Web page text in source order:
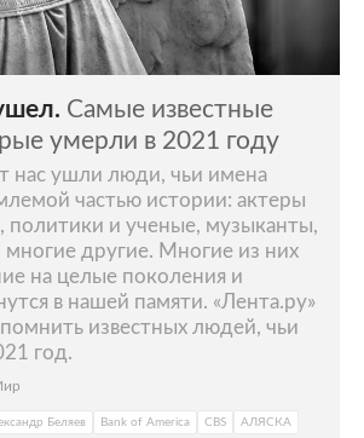
Самые известные
умерли в 2021 году
нас ушли люди, чьи имена
частью истории: актеры
политики и ученые, музыканты,
другие. Многие из них
на целые поколения и
в нашей памяти. «Лента.ру»
известных людей, чьи
год.
Беляев Bank of America CBS АЛЯСКА